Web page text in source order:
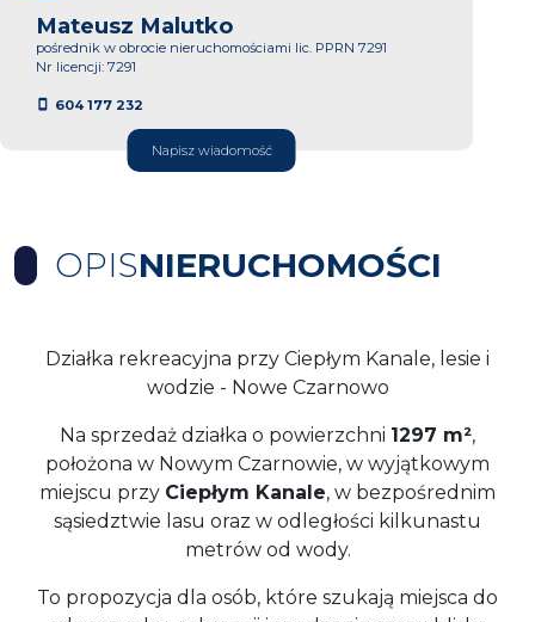
Mateusz Malutko
pośrednik w obrocie nieruchomościami lic. PPRN 7291
Nr licencji: 7291
604 177 232
Napisz wiadomość
OPISNIERUCHOMOŚCI
Działka rekreacyjna przy Ciepłym Kanale, lesie i
wodzie - Nowe Czarnowo
Na sprzedaż działka o powierzchni 1297 m²,
położona w Nowym Czarnowie, w wyjątkowym
miejscu przy Ciepłym Kanale, w bezpośrednim
sąsiedztwie lasu oraz w odległości kilkunastu
metrów od wody.
To propozycja dla osób, które szukają miejsca do